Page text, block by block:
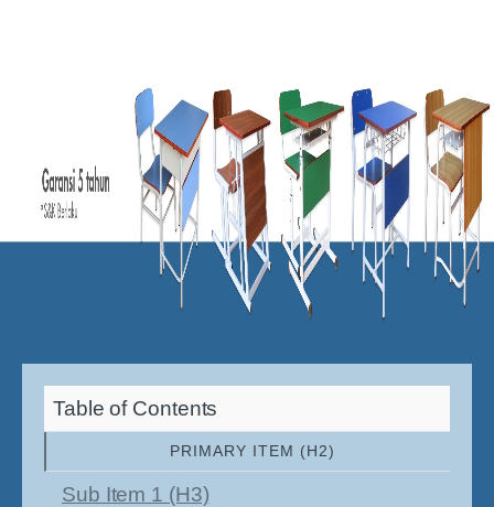
Table of Contents
PRIMARY ITEM (H2)
Sub Item 1 (H3)